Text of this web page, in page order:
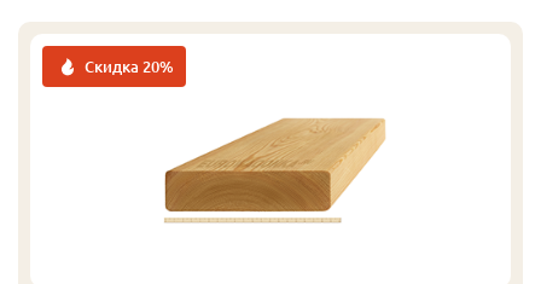
Скидка 20%